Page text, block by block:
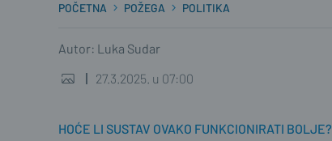
POČETNA POŽEGA POLITIKA
Autor: Luka Sudar
27.3.2025. u 07:00
HOĆE LI SUSTAV OVAKO FUNKCIONIRATI BOLJE?